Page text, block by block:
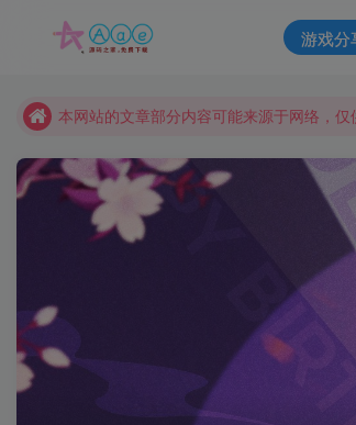
游戏分
现在赞助会员享受专属折扣，详情点击此条
本网站的文章部分内容可能来源于网络，